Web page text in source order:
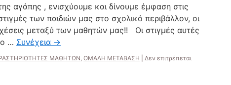
αγάπης , ενισχύουμε και δίνουμε έμφαση στις
των παιδιών μας στο σχολικό περιβάλλον, οι
μεταξύ των μαθητών μας!! Οι στιγμές αυτές
… Συνέχεια →
ΜΑΘΗΤΩΝ, ΟΜΑΛΗ ΜΕΤΑΒΑΣΗ
Δεν επιτρέπεται